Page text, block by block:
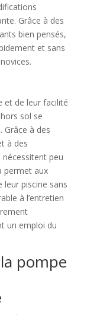
Grâce à des
bien pensés,
et sans
et de leur facilité
sol se
Grâce à des
à des
peu
permet aux
piscine sans
à l’entretien
un emploi du
pompe